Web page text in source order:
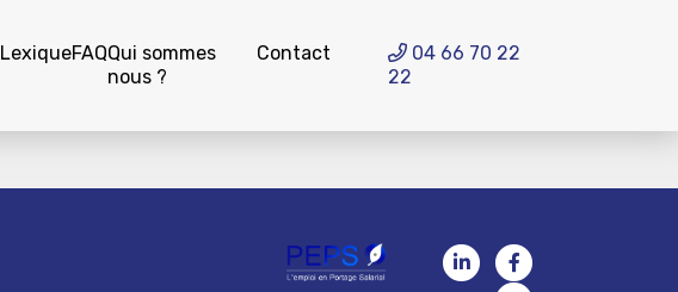
LexiqueFAQQui sommes
nous ?
Contact
04 66 70 22
22